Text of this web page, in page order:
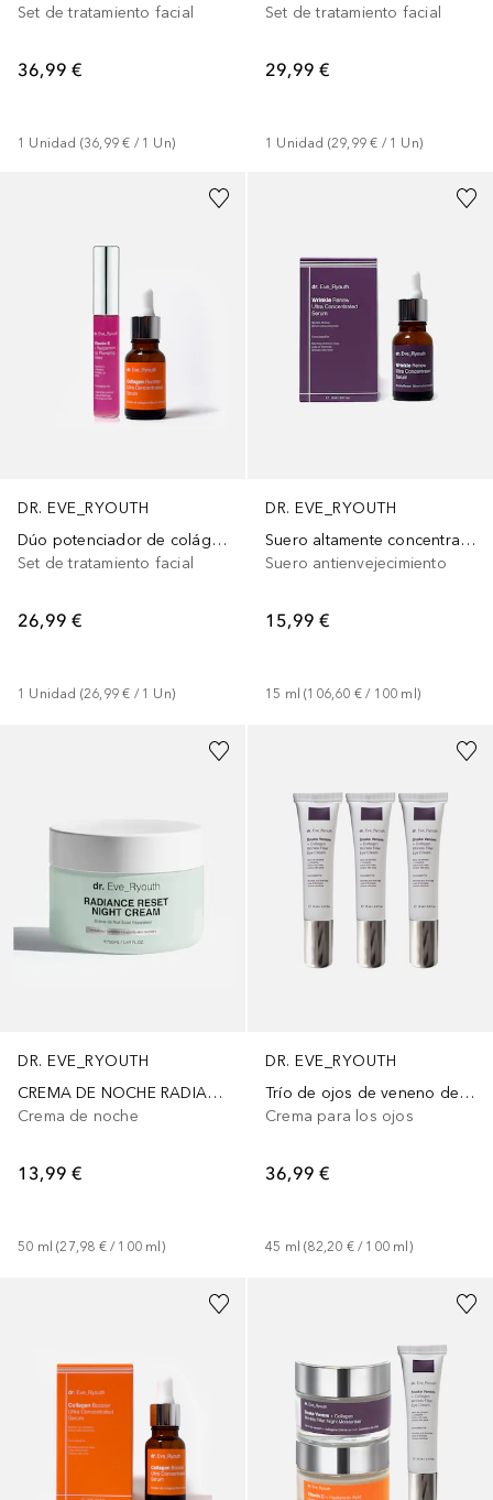
Set de tratamiento facial
36,99 €
1 Unidad (36,99 € / 1 Un)
Set de tratamiento facial
29,99 €
1 Unidad (29,99 € / 1 Un)
DR. EVE_RYOUTH
Dúo potenciador de colágeno
Set de tratamiento facial
26,99 €
1 Unidad (26,99 € / 1 Un)
DR. EVE_RYOUTH
Suero altamente concentrado reparador de arrugas
Suero antienvejecimiento
15,99 €
15 ml (106,60 € / 100 ml)
DR. EVE_RYOUTH
CREMA DE NOCHE RADIANCE RESET
Crema de noche
13,99 €
50 ml (27,98 € / 100 ml)
DR. EVE_RYOUTH
Trío de ojos de veneno de serpiente
Crema para los ojos
36,99 €
45 ml (82,20 € / 100 ml)